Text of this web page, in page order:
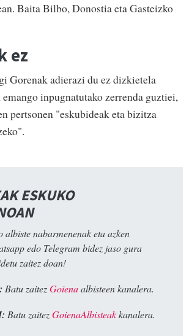
Baita Bilbo, Donostia eta Gasteizko
ez
Gorenak adierazi du ez dizkietela
inpugnatutako zerrenda guztiei,
pertsonen "eskubideak eta bizitza
ESKUKO
albiste nabarmenenak eta azken
edo Telegram bidez jaso gura
zaitez doan!
Batu zaitezGoienaalbisteen kanalera.
Batu zaitezGoienaAlbisteakkanalera.